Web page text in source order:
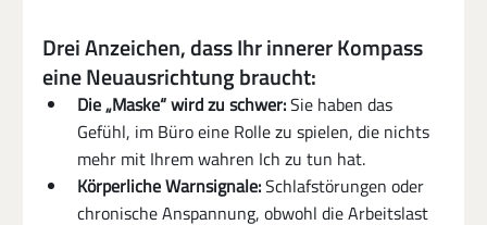
Drei Anzeichen, dass Ihr innerer Kompass
eine Neuausrichtung braucht:
Die „Maske“ wird zu schwer: Sie haben das
Gefühl, im Büro eine Rolle zu spielen, die nichts
mehr mit Ihrem wahren Ich zu tun hat.
Körperliche Warnsignale: Schlafstörungen oder
chronische Anspannung, obwohl die Arbeitslast